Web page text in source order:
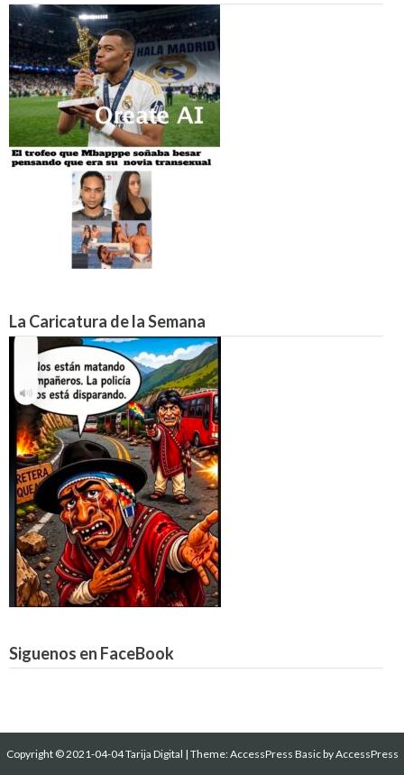
La Caricatura de la Semana
Siguenos en FaceBook
Copyright © 2021-04-04 Tarija Digital | Theme:AccessPress Basicby AccessPress